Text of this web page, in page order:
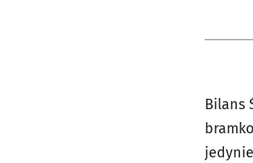
Bilans